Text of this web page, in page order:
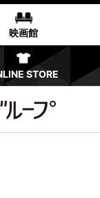
映画館
STORE